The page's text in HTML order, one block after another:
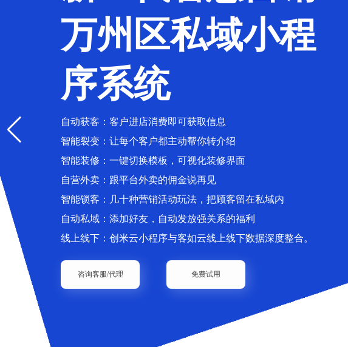
万州区私域小程
序系统
自动获客：客户进店消费即可获取信息
智能裂变：让每个客户都主动帮你转介绍
智能装修：一键切换模板，可视化装修界面
自营外卖：跟平台外卖的佣金说再见
智能锁客：几十种营销活动玩法，把顾客留在私域内
自动私域：添加好友，自动发放强关系的福利
线上线下：创米云小程序与客如云线上线下数据深度整合。
咨询客服/代理 免费试用